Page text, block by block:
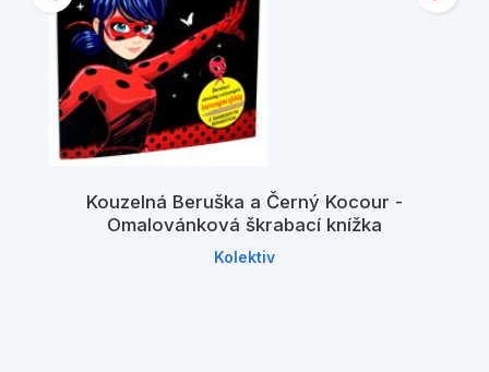
Kouzelná Beruška a Černý Kocour -
Omalovánková škrabací knížka
Kolektiv